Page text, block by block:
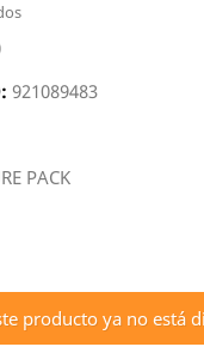
921089483
PACK
producto ya no está